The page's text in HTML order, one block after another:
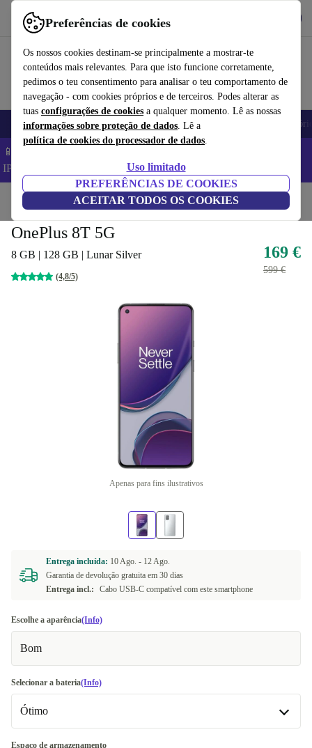
Preferências de cookies
Os nossos cookies destinam-se principalmente a mostrar-te
conteúdos mais relevantes. Para que isto funcione corretamente,
pedimos o teu consentimento para analisar o teu comportamento de
navegação - com cookies próprios e de terceiros. Podes alterar as
tuas configurações de cookies a qualquer momento. Lê as nossas
informações sobre proteção de dados. Lê a
política de cookies do processador de dados.
Uso limitado
PREFERÊNCIAS DE COOKIES
ACEITAR TODOS OS COOKIES
Use o refurbed de forma rápida e fácil
Telemóveis Computadores Portáteis Tablets
📱 Poupa 5% EXTRA em todos os iPhones – Código:
IPHONEDEAL –
Início Telemóveis e smartphones Telemóveis OnePlus
OnePlus 8T 5G
8 GB | 128 GB | Lunar Silver
(4,8/5)
169 €
599 €
Apenas para fins ilustrativos
Entrega incluída: 10 Ago. - 12 Ago.
Garantia de devolução gratuita em 30 dias
Entrega incl.:
Cabo USB-C compatível com este smartphone
Escolhe a aparência(Info)
Bom
Selecionar a bateria(Info)
Ótimo
Ótimo
Espaço de armazenamento